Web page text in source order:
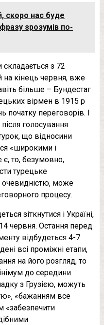
скоро нас буде
зрозумів по-
з 72
на кінець червня, вже
більше – Бундестаг
вірмен в 1915 р
початку переговорів. І
голосування
що відносини
«широкими і
є, то, безумовно,
турецьке
очевидністю, може
процесу.
зіткнутися і Україні,
червня. Остання перед
відбудеться 4-7
всі проміжні етапи,
на його розгляд, то
до середини
з Грузією, можуть
«бажанням все
«забезпечити